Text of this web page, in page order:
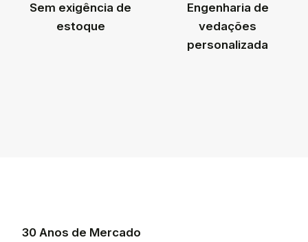
Sem exigência de
estoque
Engenharia de
vedações
personalizada
30 Anos de Mercado